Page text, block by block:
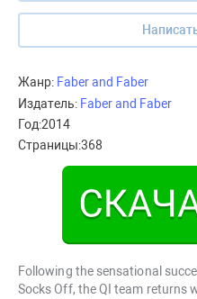
Жанр: Faber and Faber
Издатель: Faber and Faber
Год:2014
Страницы:368
Following the sensational
Socks Off, the QI team returns